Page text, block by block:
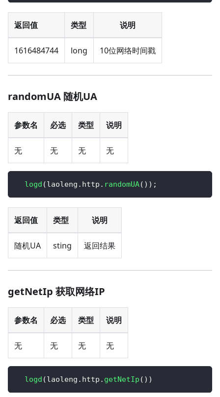
返回值 类型 说明
1616484744 long 10位网络时间戳
randomUA 随机UA
参数名 必选 类型 说明
无 无 无 无
logd (laoleng . http . randomUA( ) ) ;
返回值 类型 说明
随机UA sting 返回结果
getNetIp 获取网络IP
参数名 必选 类型 说明
无 无 无 无
logd (laoleng . http . getNetIp ( ) )